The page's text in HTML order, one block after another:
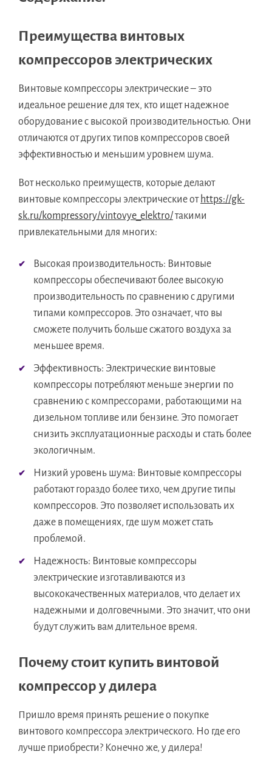
Преимущества винтовых
компрессоров электрических
Винтовые компрессоры электрические – это
идеальное решение для тех, кто ищет надежное
оборудование с высокой производительностью. Они
отличаются от других типов компрессоров своей
эффективностью и меньшим уровнем шума.
Вот несколько преимуществ, которые делают
винтовые компрессоры электрические от https://gk-
sk.ru/kompressory/vintovye_elektro/такими
привлекательными для многих:
Высокая производительность: Винтовые
компрессоры обеспечивают более высокую
производительность по сравнению с другими
типами компрессоров. Это означает, что вы
сможете получить больше сжатого воздуха за
меньшее время.
Эффективность: Электрические винтовые
компрессоры потребляют меньше энергии по
сравнению с компрессорами, работающими на
дизельном топливе или бензине. Это помогает
снизить эксплуатационные расходы и стать более
экологичным.
Низкий уровень шума: Винтовые компрессоры
работают гораздо более тихо, чем другие типы
компрессоров. Это позволяет использовать их
даже в помещениях, где шум может стать
проблемой.
Надежность: Винтовые компрессоры
электрические изготавливаются из
высококачественных материалов, что делает их
надежными и долговечными. Это значит, что они
будут служить вам длительное время.
Почему стоит купить винтовой
компрессор у дилера
Пришло время принять решение о покупке
винтового компрессора электрического. Но где его
лучше приобрести? Конечно же, у дилера!